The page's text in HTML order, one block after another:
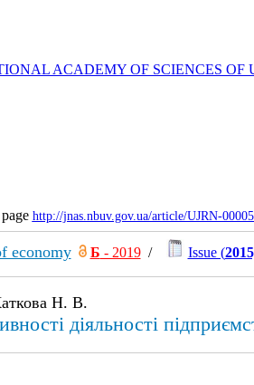
ACADEMY OF SCIENCES OF
http://jnas.nbuv.gov.ua/article/UJRN-
economy Б - 2019/ Issue (
Н. В.
діяльності